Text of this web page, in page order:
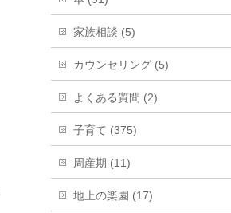
家族相談 (5)
カウンセリング (5)
よくある質問 (2)
子育て (375)
周産期 (11)
地上の楽園 (17)